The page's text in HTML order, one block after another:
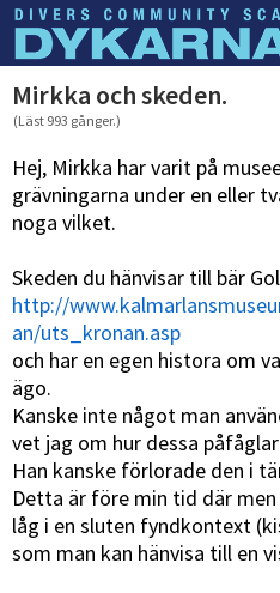
Dyknyheter
Mirkka och skeden.
(Läst 993 gånger.)
Hej, Mirkka har varit på
grävningarna under en eller
noga vilket.
Skeden du hänvisar till bär
http://
an/uts_kronan.asp
och har en egen histora om
ägo.
Kanske inte något man
vet jag om hur dessa
Han kanske förlorade den i
Detta är före min tid där
låg i en sluten fyndkontext
som man kan hänvisa till en